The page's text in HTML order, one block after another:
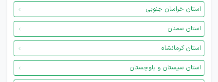
استان خراسان جنوبی
استان سمنان
استان کرمانشاه
استان سیستان و بلوچستان